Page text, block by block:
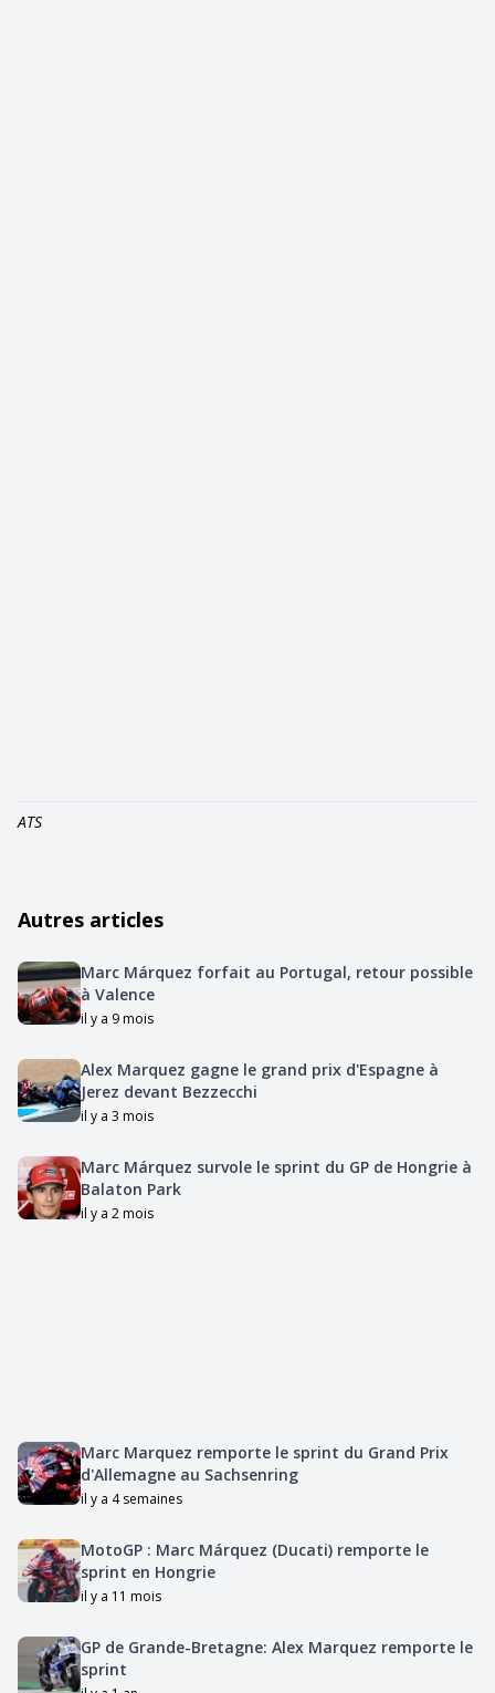
ATS
Autres articles
Marc Márquez forfait au Portugal, retour possible
à Valence
il y a 9 mois
Alex Marquez gagne le grand prix d'Espagne à
Jerez devant Bezzecchi
il y a 3 mois
Marc Márquez survole le sprint du GP de Hongrie à
Balaton Park
il y a 2 mois
Marc Marquez remporte le sprint du Grand Prix
d'Allemagne au Sachsenring
il y a 4 semaines
MotoGP : Marc Márquez (Ducati) remporte le
sprint en Hongrie
il y a 11 mois
GP de Grande-Bretagne: Alex Marquez remporte le
sprint